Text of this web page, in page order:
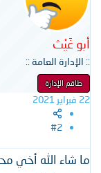
ل
:
أبو غَيْث
:: الإدارة العامة ::
طاقم الإدارة
22 فبراير 2021
#2
ما شاء الله أخي